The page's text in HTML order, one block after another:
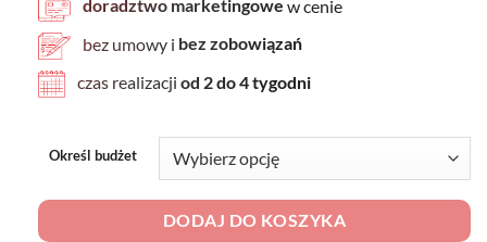
doradztwo marketingowe w cenie
bez umowy i bez zobowiązań
czas realizacji od 2 do 4 tygodni
Określ budżet
DODAJ DO KOSZYKA